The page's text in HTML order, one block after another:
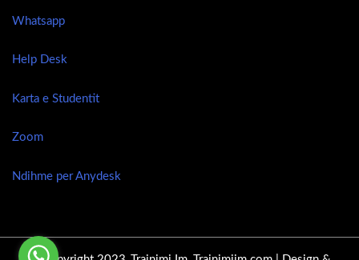
Whatsapp
Help Desk
Karta e Studentit
Zoom
Ndihme per Anydesk